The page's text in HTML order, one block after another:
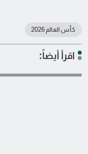
كأس العالم 2026
اقرأ أيضاً: